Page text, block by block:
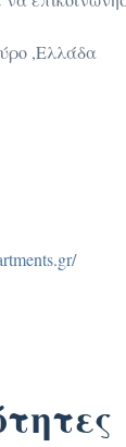
,Ελλάδα